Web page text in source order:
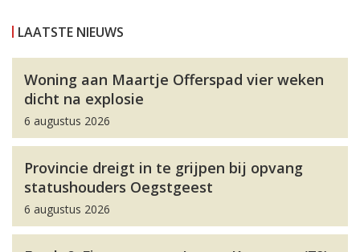
LAATSTE NIEUWS
Woning aan Maartje Offerspad vier weken
dicht na explosie
6 augustus 2026
Provincie dreigt in te grijpen bij opvang
statushouders Oegstgeest
6 augustus 2026